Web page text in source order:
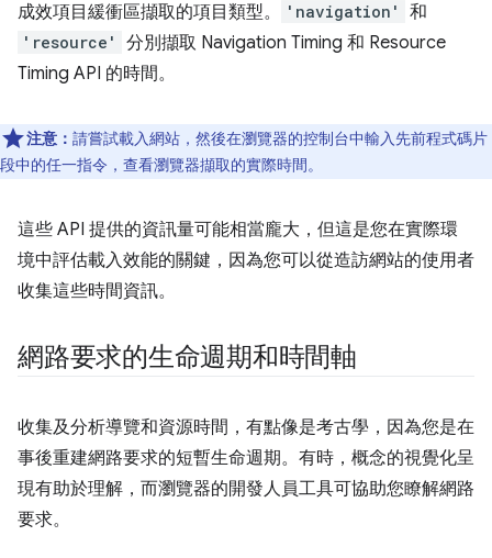
成效項目緩衝區擷取的項目類型。
'navigation' 和
'resource'
分別擷取 Navigation Timing 和 Resource
Timing API 的時間。
注意： 請嘗試載入網站，然後在瀏覽器的控制台中輸入先前程式碼片
段中的任一指令，查看瀏覽器擷取的實際時間。
這些 API 提供的資訊量可能相當龐大，但這是您在實際環
境中評估載入效能的關鍵，因為您可以從造訪網站的使用者
收集這些時間資訊。
網路要求的生命週期和時間軸
收集及分析導覽和資源時間，有點像是考古學，因為您是在
事後重建網路要求的短暫生命週期。有時，概念的視覺化呈
現有助於理解，而瀏覽器的開發人員工具可協助您瞭解網路
要求。